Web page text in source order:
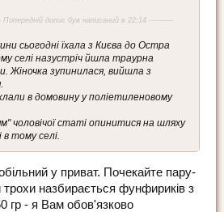
допис був написаний в 22:14 ----------
сьогодні їхала з Києва до Остра
селі назустріч йшла траурна
Жіночка зупинилася, вийшла з
в домовину у поліетиленовому
чоловічої статі опинитися на шляху
в тому селі.
у приват. Почекайте пару-
трохи назбирається фунфириків з
гр - я Вам обов'язково